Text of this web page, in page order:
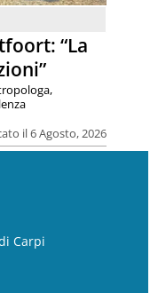
“La
il 6 Agosto, 2026
Carpi